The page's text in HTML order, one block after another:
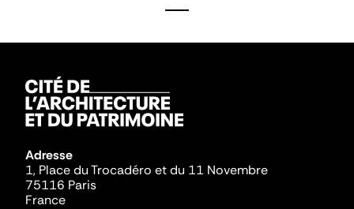
Adresse
1, Place du Trocadéro et du 11 Novembre
75116 Paris
France